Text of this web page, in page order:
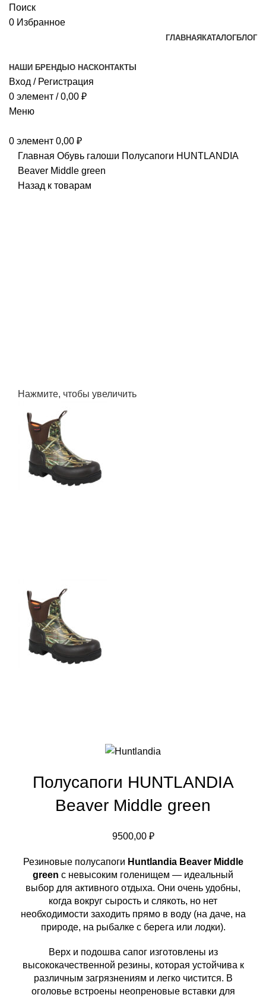
Поиск
0 Избранное
ГЛАВНАЯ КАТАЛОГБЛОГ
НАШИ БРЕНДЫ О НАСКОНТАКТЫ
Вход / Регистрация
0 элемент / 0,00 ₽
Меню
0 элемент 0,00 ₽
Главная Обувь галоши Полусапоги HUNTLANDIA
Beaver Middle green
Назад к товарам
Нажмите, чтобы увеличить
Полусапоги HUNTLANDIA
Beaver Middle green
9500,00 ₽
Резиновые полусапоги Huntlandia Beaver Middle
green с невысоким голенищем — идеальный
выбор для активного отдыха. Они очень удобны,
когда вокруг сырость и слякоть, но нет
необходимости заходить прямо в воду (на даче, на
природе, на рыбалке с берега или лодки).
Верх и подошва сапог изготовлены из
высококачественной резины, которая устойчива к
различным загрязнениям и легко чистится. В
оголовье встроены неопреновые вставки для